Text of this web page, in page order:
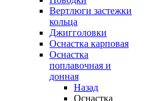
Вертлюги застежки
кольца
Джигголовки
Оснастка карповая
Оснастка
поплавочная и
донная
Назад
Оснастка